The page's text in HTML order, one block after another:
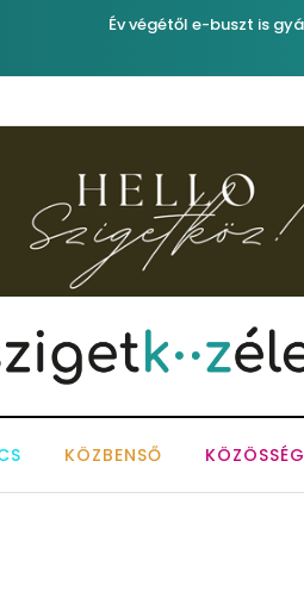
e-buszt is gyártanak
KÖZBENSŐ KÖZÖSSÉG